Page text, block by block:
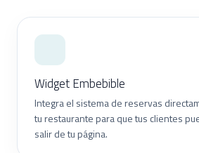
Widget Embebible
Integra el sistema de reservas
tu restaurante para que tus clientes
salir de tu página.